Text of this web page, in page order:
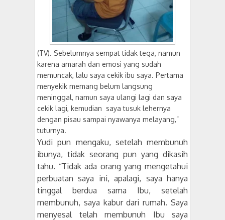
(TV). Sebelumnya sempat tidak tega, namun
karena amarah dan emosi yang sudah
memuncak, lalu saya cekik ibu saya. Pertama
menyekik memang belum langsung
meninggal, namun saya ulangi lagi dan saya
cekik lagi, kemudian saya tusuk lehernya
dengan pisau sampai nyawanya melayang,”
tuturnya.
Yudi pun mengaku, setelah membunuh
ibunya, tidak seorang pun yang dikasih
tahu. “Tidak ada orang yang mengetahui
perbuatan saya ini, apalagi, saya hanya
tinggal berdua sama Ibu, setelah
membunuh, saya kabur dari rumah. Saya
menyesal telah membunuh Ibu saya